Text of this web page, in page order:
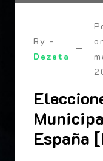
By -
Dezeta
España